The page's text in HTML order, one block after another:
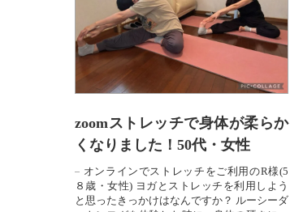
zoomストレッチで身体が柔らか
くなりました！50代・女性
オンラインでストレッチをご利用のR様(5
８歳・女性) ヨガとストレッチを利用しよう
と思ったきっかけはなんですか？ ルーシーダ